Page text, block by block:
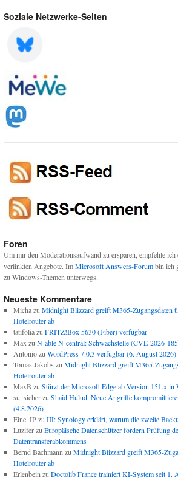
Soziale Netzwerke-Seiten
Foren
Um mir den Moderationsaufwand zu ersparen, empfehle ich
verlinkten Angebote. ImMicrosoft Answers-Forumbin ich
zu Windows-Themen unterwegs.
Neueste Kommentare
Michazu Midnight Blizzard greift M365-Zugangsdaten
Hotelrouter ab
tatifoliazu FRITZ!Box 5630 (Fiber) verfügbar
Max zu N-able N-central: Schwachstelle (CVE-2026-
Antoniozu WordPress 7.0.3 verfügbar (6. August 2026)
Tomas Jakobs zu Midnight Blizzard greift M365-
Hotelrouter ab
MaxB zu Stürzt der Microsoft Edge ab Version 151.x in
su_sicherzu Shaid Hulud: Neue Angriffe
(4.8.2026)
Eine_IPzu III: Synology erklärt, warum die zweite
Luziferzu Europäische Datenschützer fordern Prüfung
Datentransferabkommens
Bernd Bachmann zu Midnight Blizzard greift M365-
Hotelrouter ab
Erlenbein zu Doctolib France trainiert KI-System seit 1.